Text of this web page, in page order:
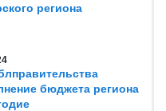
региона
бюджета региона